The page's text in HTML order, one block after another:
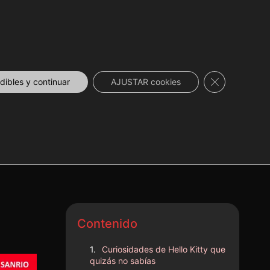
Contenido
Curiosidades de Hello Kitty que
quizás no sabías
y continuar AJUSTAR cookies Cerrar el